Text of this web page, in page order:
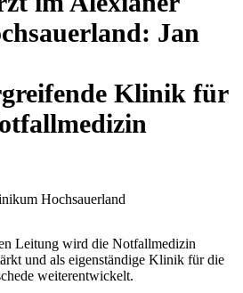
Jan
Klinik für
Hochsauerland
Leitung wird die Notfallmedizin
und als eigenständige Klinik für die
weiterentwickelt.